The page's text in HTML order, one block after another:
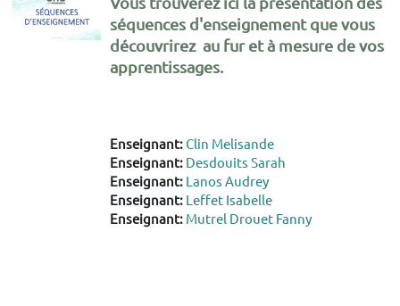
séquences d'enseignement que vous
découvrirez au fur et à mesure de vos
apprentissages.
Enseignant:Clin Melisande
Enseignant: Desdouits Sarah
Enseignant: Lanos Audrey
Enseignant: Leffet Isabelle
Enseignant: Mutrel Drouet Fanny